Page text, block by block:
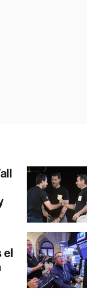
el